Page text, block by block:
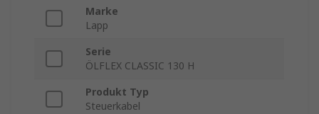
Marke
Lapp
Serie
ÖLFLEX CLASSIC 130 H
Produkt Typ
Steuerkabel